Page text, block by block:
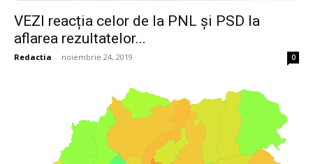
VEZI reacția celor de la PNL și PSD la
aflarea rezultatelor...
Redactia - noiembrie 24, 2019 0